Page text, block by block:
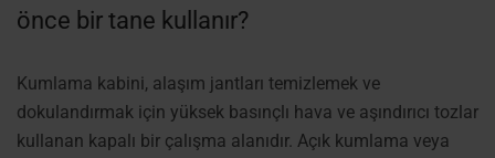
önce bir tane kullanır?
Kumlama kabini, alaşım jantları temizlemek ve
dokulandırmak için yüksek basınçlı hava ve aşındırıcı tozlar
kullanan kapalı bir çalışma alanıdır. Açık kumlama veya